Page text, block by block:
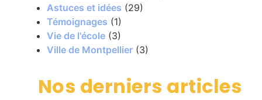
Astuces et idées (29)
Témoignages (1)
Vie de l'école (3)
Ville de Montpellier (3)
Nos derniers articles